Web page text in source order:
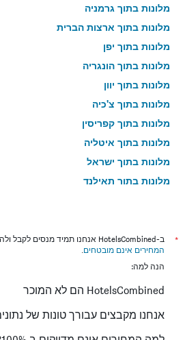
מלונות בתוך גרמניה
מלונות בתוך ארצות הברית
מלונות בתוך יפן
מלונות בתוך הונגריה
מלונות בתוך יוון
מלונות בתוך צ'כיה
מלונות בתוך קפריסין
מלונות בתוך איטליה
מלונות בתוך ישראל
מלונות בתוך תאילנד
*
ב-HotelsCombined אנחנו תמיד מנסים לקבל ולהציג תמחור מדויק, עם זאת,
המחירים אינם מובטחים.
הנה למה:
HotelsCombined הם לא המוכר
אנחנו מקבצים עבורך טונות של